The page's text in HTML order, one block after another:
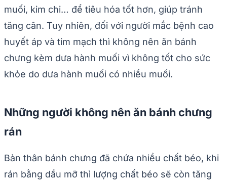
muối, kim chi… để tiêu hóa tốt hơn, giúp tránh
tăng cân. Tuy nhiên, đối với người mắc bệnh cao
huyết áp và tim mạch thì không nên ăn bánh
chưng kèm dưa hành muối vì không tốt cho sức
khỏe do dưa hành muối có nhiều muối.
Những người không nên ăn bánh chưng
rán
Bản thân bánh chưng đã chứa nhiều chất béo, khi
rán bằng dầu mỡ thì lượng chất béo sẽ còn tăng